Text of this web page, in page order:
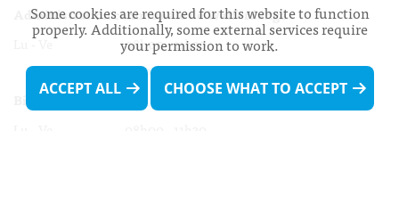
Administration communale de Walferdange
Lu - Ve 08h00 - 11h30
13h30 - 16h00
Biergercenter
Some cookies are required for this website to function
properly. Additionally, some external services require
your permission to work.
ACCEPT ALL CHOOSE WHAT TO ACCEPT